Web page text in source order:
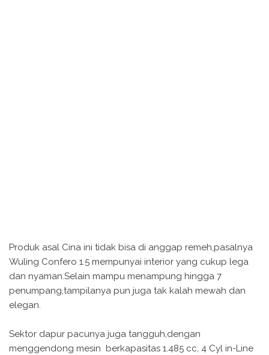
Produk asal Cina ini tidak bisa di anggap remeh,pasalnya
Wuling Confero 1.5 mempunyai interior yang cukup lega
dan nyaman.Selain mampu menampung hingga 7
penumpang,tampilanya pun juga tak kalah mewah dan
elegan.
Sektor dapur pacunya juga tangguh,dengan
menggendong mesin berkapasitas 1.485 cc, 4 Cyl in-Line